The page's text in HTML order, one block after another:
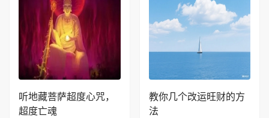
听地藏菩萨超度心咒，
超度亡魂
教你几个改运旺财的方
法